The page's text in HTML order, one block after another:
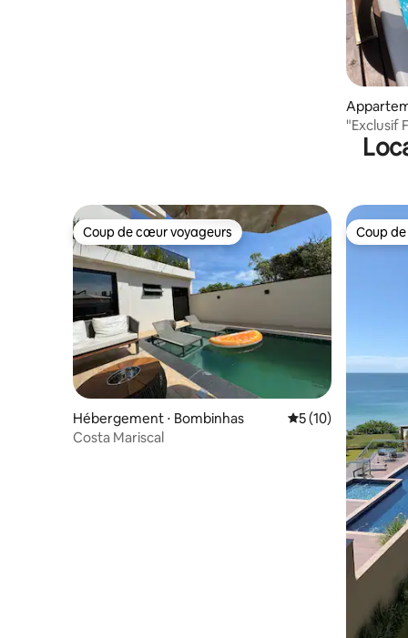
riú
"Exclusif
jacuzzi
Coup de cœur voyageurs
Coup de cœur voyageurs
Hébergement ⋅ Bombinhas Évaluation
5 (10)
Costa Mariscal
Coup
Coup